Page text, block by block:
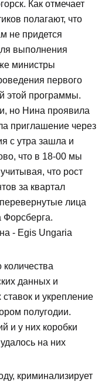
Как отмечает
полагают, что
не придется
выполнения
министры
первого
этой программы.
но Нина проявила
приглашение через
с утра зашла и
что в 18-00 мы
что рост
за квартал
лица
Форсберга.
- Egis Ungaria
данных и
и укрепление
полугодии.
и у них коробки
на них
криминализирует